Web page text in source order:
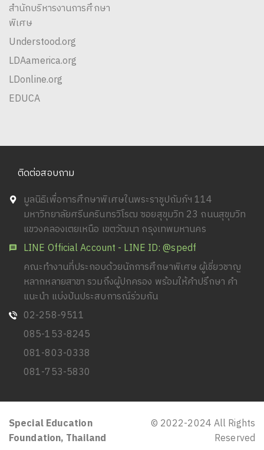
สำนักบริหารงานการศึกษา
พิเศษ
Understood.org
LDAamerica.org
LDonline.org
EDUCA
ติดต่อสอบถาม
มูลนิธิเพื่อการศึกษาพิเศษในพระราชูปถัมภ์ฯ 114
มหาวิทยาลัยศรีนครินทรวิโรฒ ซอยสุขุมวิท 23 ถนนสุขุมวิท
แขวงคลองเตยเหนือ เขตวัฒนา กรุงเทพมหานคร
LINE Official Account - LINE ID: @spedf
คณะทำงานที่ประกอบด้วยนักการศึกษาพิเศษ ผู้เชี่ยวชาญ
หลากหลายสาขา รวมถึงผู้ปกครอง พร้อมให้คำปรึกษา คำ
แนะนำ แบ่งปันประสบการณ์ร่วมกัน
02-258-9511
085-153-8245
081-803-0338
081-753-5830
Special Education
Foundation, Thailand
© 2022-2024 All Rights
Reserved